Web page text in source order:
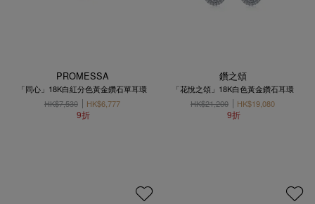
PROMESSA
「同心」18K白紅分色黃金鑽石單耳環
HK$7,530
HK$6,777
9折
鑽之頌
「花悅之頌」18K白色黃金鑽石耳環
HK$21,200
HK$19,080
9折